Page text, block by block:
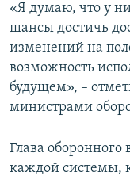
«Я думаю, что у
шансы достичь
изменений на
возможность
будущем», –
министрами
Глава оборонного
каждой системы,